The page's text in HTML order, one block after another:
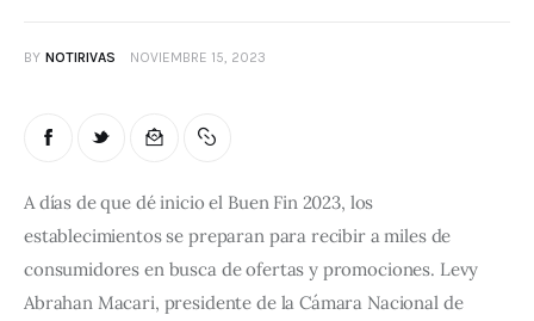
BY NOTIRIVAS NOVIEMBRE 15, 2023
A días de que dé inicio el Buen Fin 2023, los
establecimientos se preparan para recibir a miles de
consumidores en busca de ofertas y promociones. Levy
Abrahan Macari, presidente de la Cámara Nacional de